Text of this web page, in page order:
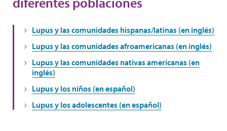
Lupus y las comunidades hispanas/latinas (en inglés)
Lupus y las comunidades afroamericanas (en inglés)
Lupus y las comunidades nativas americanas (en
inglés)
Lupus y los niños (en español)
Lupus y los adolescentes (en español)